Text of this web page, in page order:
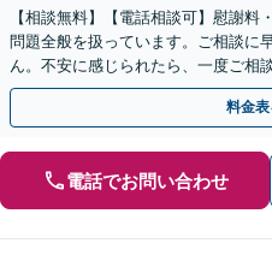
【相談無料】【電話相談可】慰謝
問題全般を扱っています。ご相談に
ん。不安に感じられたら、一度ご相
料金
電話でお問い合わせ